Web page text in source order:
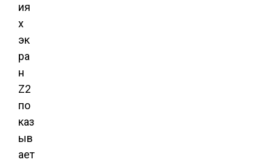
ия
х
эк
ра
н
Z2
по
каз
ыв
ает